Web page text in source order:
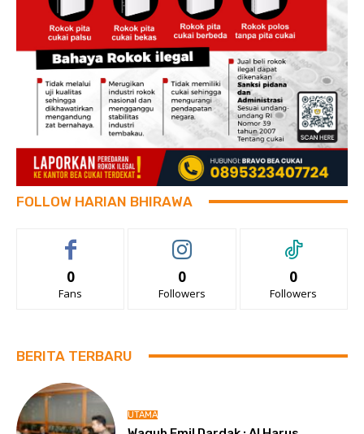
FOLLOW HARIAN BHIRAWA
0
Fans
0
Followers
0
Followers
BERITA TERBARU
UTAMA